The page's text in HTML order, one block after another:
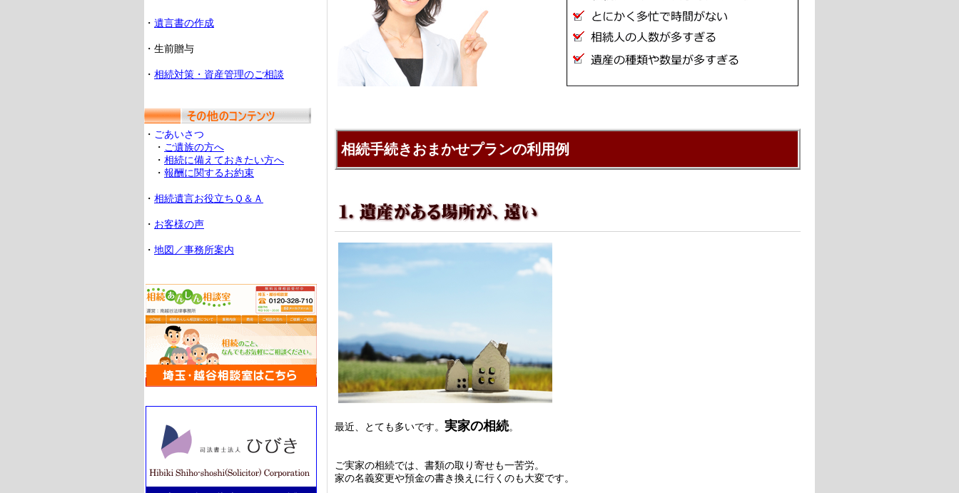
相続手続きおまかせプランの利用例
最近、とても多いです。 実家の相続。
ご実家の相続では、書類の取り寄せも一苦労。
家の名義変更や預金の書き換えに行くのも大変です。
・ 遺言書の作成
・生前贈与
・ 相続対策・資産管理のご相談
・ ごあいさつ
・ ご遺族の方へ
・ 相続に備えておきたい方へ
・ 報酬に関するお約束
・ 相続遺言お役立ちＱ＆Ａ
・ お客様の声
・ 地図／事務所案内